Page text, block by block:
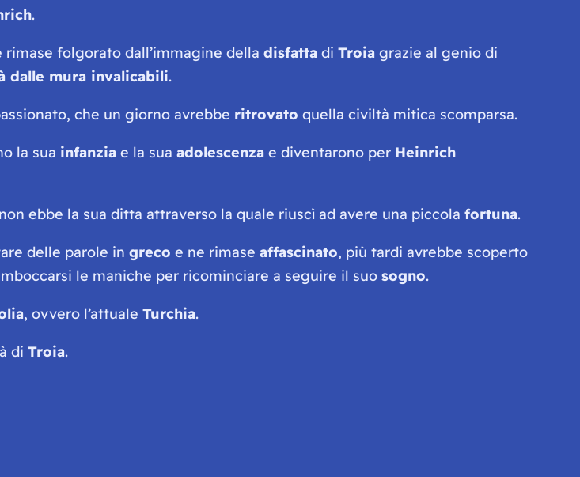
.
rimase folgorato dall’immagine della disfattadi Troiagrazie al genio di
dalle mura invalicabili.
che un giorno avrebbe ritrovato quella civiltà mitica scomparsa.
la sua infanziae la sua adolescenzae diventarono per Heinrich
ebbe la sua ditta attraverso la quale riuscì ad avere una piccola fortuna.
delle parole in greco e ne rimase affascinato, più tardi avrebbe scoperto
le maniche per ricominciare a seguire il suo sogno.
, ovvero l’attuale Turchia.
di Troia.